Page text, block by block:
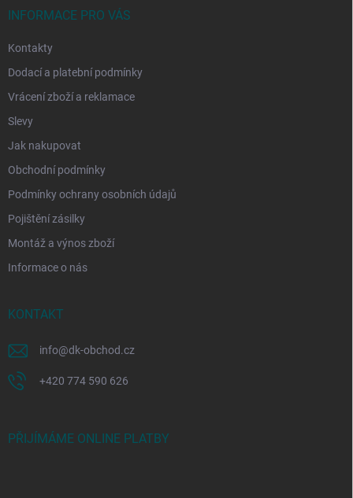
INFORMACE PRO VÁS
Kontakty
Dodací a platební podmínky
Vrácení zboží a reklamace
Slevy
Jak nakupovat
Obchodní podmínky
Podmínky ochrany osobních údajů
Pojištění zásilky
Montáž a výnos zboží
Informace o nás
KONTAKT
info@dk-obchod.cz
+420 774 590 626
PŘIJÍMÁME ONLINE PLATBY